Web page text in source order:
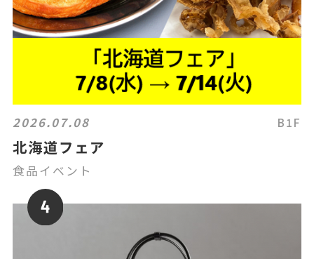
2026.07.08 B1F
北海道フェア
食品イベント